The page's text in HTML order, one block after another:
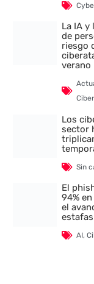
La IA y
de
riesgo
verano
Los
sector
Sin
El
94%
el
AI,